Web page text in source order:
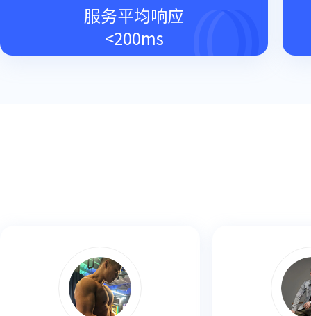
服务平均响应
<200ms